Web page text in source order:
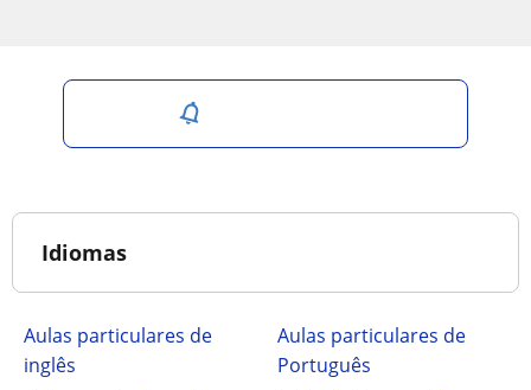
Idiomas
Aulas particulares de
inglês
Aulas particulares de
Português